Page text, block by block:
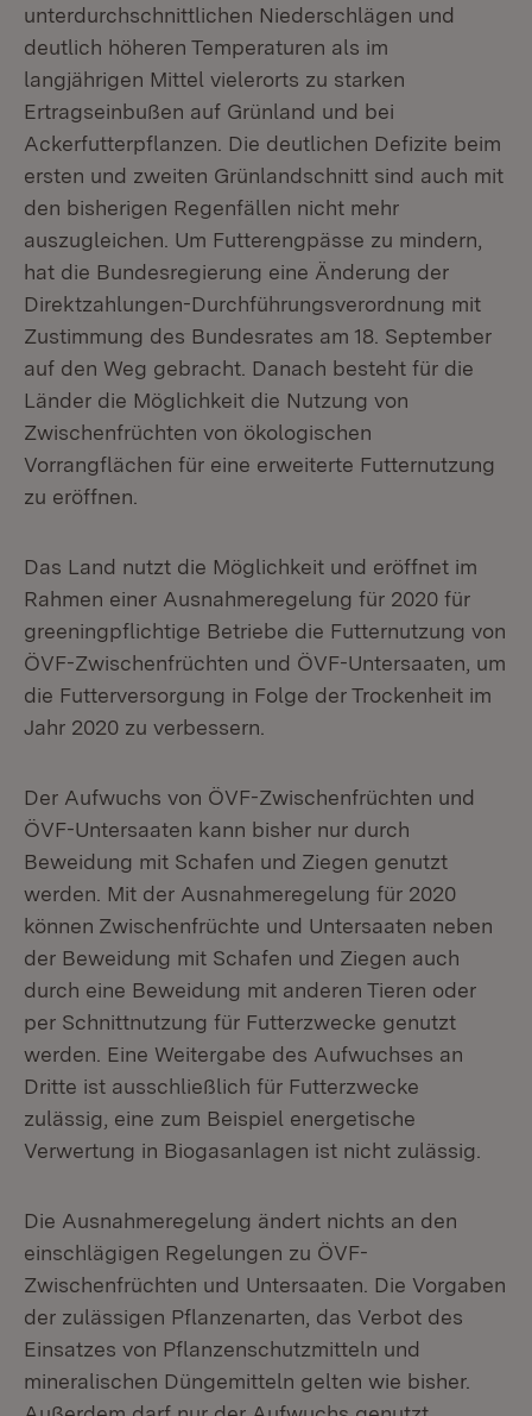
unterdurchschnittlichen Niederschlägen und
deutlich höheren Temperaturen als im
langjährigen Mittel vielerorts zu starken
Ertragseinbußen auf Grünland und bei
Ackerfutterpflanzen. Die deutlichen Defizite beim
ersten und zweiten Grünlandschnitt sind auch mit
den bisherigen Regenfällen nicht mehr
auszugleichen. Um Futterengpässe zu mindern,
hat die Bundesregierung eine Änderung der
Direktzahlungen-Durchführungsverordnung mit
Zustimmung des Bundesrates am 18. September
auf den Weg gebracht. Danach besteht für die
Länder die Möglichkeit die Nutzung von
Zwischenfrüchten von ökologischen
Vorrangflächen für eine erweiterte Futternutzung
zu eröffnen.
Das Land nutzt die Möglichkeit und eröffnet im
Rahmen einer Ausnahmeregelung für 2020 für
greeningpflichtige Betriebe die Futternutzung von
ÖVF-Zwischenfrüchten und ÖVF-Untersaaten, um
die Futterversorgung in Folge der Trockenheit im
Jahr 2020 zu verbessern.
Der Aufwuchs von ÖVF-Zwischenfrüchten und
ÖVF-Untersaaten kann bisher nur durch
Beweidung mit Schafen und Ziegen genutzt
werden. Mit der Ausnahmeregelung für 2020
können Zwischenfrüchte und Untersaaten neben
der Beweidung mit Schafen und Ziegen auch
durch eine Beweidung mit anderen Tieren oder
per Schnittnutzung für Futterzwecke genutzt
werden. Eine Weitergabe des Aufwuchses an
Dritte ist ausschließlich für Futterzwecke
zulässig, eine zum Beispiel energetische
Verwertung in Biogasanlagen ist nicht zulässig.
Die Ausnahmeregelung ändert nichts an den
einschlägigen Regelungen zu ÖVF-
Zwischenfrüchten und Untersaaten. Die Vorgaben
der zulässigen Pflanzenarten, das Verbot des
Einsatzes von Pflanzenschutzmitteln und
mineralischen Düngemitteln gelten wie bisher.